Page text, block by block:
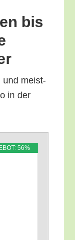
bis
und meist­
in der
56%